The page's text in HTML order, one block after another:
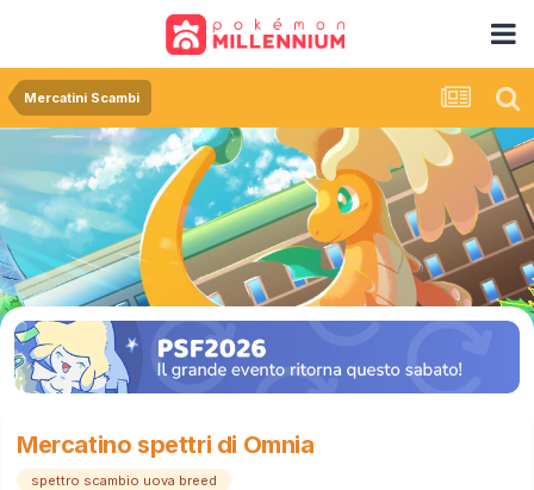
Mercatini Scambi
Mercatino spettri di Omnia
spettro scambio uova breed